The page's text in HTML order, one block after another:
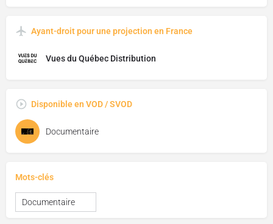
Ayant-droit pour une projection en France
Vues du Québec Distribution
Disponible en VOD / SVOD
Documentaire
Mots-clés
Documentaire